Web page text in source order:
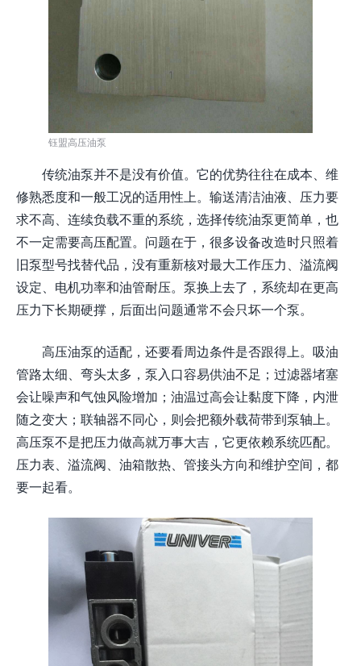
钰盟高压油泵
传统油泵并不是没有价值。它的优势往往在成本、维
修熟悉度和一般工况的适用性上。输送清洁油液、压力要
求不高、连续负载不重的系统，选择传统油泵更简单，也
不一定需要高压配置。问题在于，很多设备改造时只照着
旧泵型号找替代品，没有重新核对最大工作压力、溢流阀
设定、电机功率和油管耐压。泵换上去了，系统却在更高
压力下长期硬撑，后面出问题通常不会只坏一个泵。
高压油泵的适配，还要看周边条件是否跟得上。吸油
管路太细、弯头太多，泵入口容易供油不足；过滤器堵塞
会让噪声和气蚀风险增加；油温过高会让黏度下降，内泄
随之变大；联轴器不同心，则会把额外载荷带到泵轴上。
高压泵不是把压力做高就万事大吉，它更依赖系统匹配。
压力表、溢流阀、油箱散热、管接头方向和维护空间，都
要一起看。